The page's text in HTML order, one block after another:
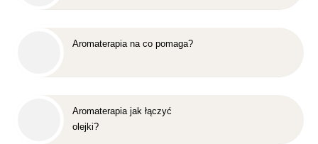
Aromaterapia na co pomaga?
Aromaterapia jak łączyć
olejki?